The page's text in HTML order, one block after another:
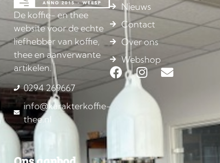
De koffie- en thee
website voor de echte
liefhebber van koffie,
thee en aanverwante
artikelen.
0294 269667
info@karakterkoffie-
thee.nl
Nieuws
Contact
Over ons
Webshop